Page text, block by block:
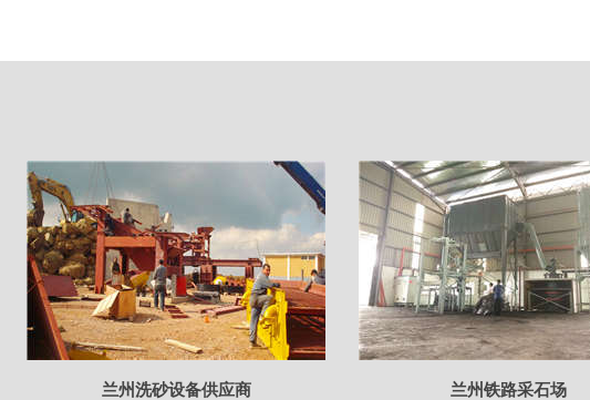
兰州洗砂设备供应商 兰州铁路采石场